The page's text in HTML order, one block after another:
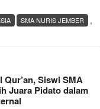
,
SMA NURIS JEMBER
Siswi SMA
Juara Pidato dalam